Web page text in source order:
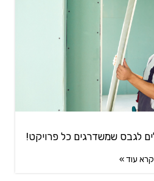
קרא עוד »